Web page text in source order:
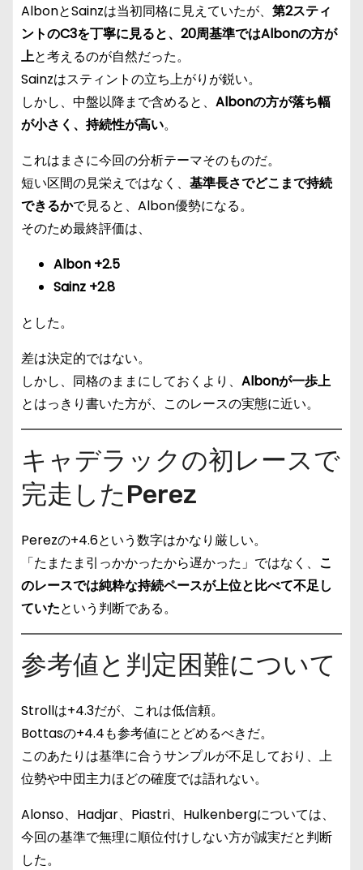
AlbonとSainzは当初同格に見えていたが、 第2スティ
ントのC3を丁寧に見ると、20周基準ではAlbonの方が
上と考えるのが自然だった。
Sainzはスティントの立ち上がりが鋭い。
しかし、中盤以降まで含めると、 Albonの方が落ち幅
が小さく、持続性が高い。
これはまさに今回の分析テーマそのものだ。
短い区間の見栄えではなく、 基準長さでどこまで持続
できるかで見ると、Albon優勢になる。
そのため最終評価は、
Albon +2.5
Sainz +2.8
とした。
差は決定的ではない。
しかし、同格のままにしておくより、 Albonが一歩上
とはっきり書いた方が、このレースの実態に近い。
キャデラックの初レースで
完走したPerez
Perezの+4.6という数字はかなり厳しい。
「たまたま引っかかったから遅かった」ではなく、 こ
のレースでは純粋な持続ペースが上位と比べて不足し
ていたという判断である。
参考値と判定困難について
Strollは+4.3だが、これは低信頼。
Bottasの+4.4も参考値にとどめるべきだ。
このあたりは基準に合うサンプルが不足しており、上
位勢や中団主力ほどの確度では語れない。
Alonso、Hadjar、Piastri、Hulkenbergについては、
今回の基準で無理に順位付けしない方が誠実だと判断
した。